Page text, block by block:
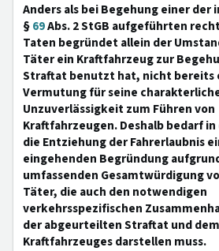
Anders als bei Begehung einer der
§69Abs. 2 StGB aufgeführten
Taten begründet allein der
Täter ein Kraftfahrzeug zur
Straftat benutzt hat, nicht bereits
Vermutung für seine
Unzuverlässigkeit zum Führen von
Kraftfahrzeugen. Deshalb bedarf in
die Entziehung der Fahrerlaubnis
eingehenden Begründung
umfassenden Gesamtwürdigung
Täter, die auch den notwendigen
verkehrsspezifischen
der abgeurteilten Straftat und
Kraftfahrzeuges darstellen muss.